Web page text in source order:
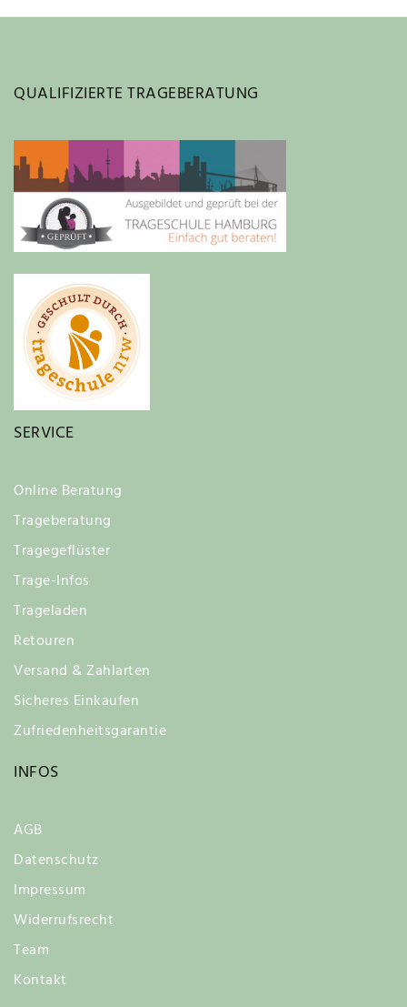
QUALIFIZIERTE TRAGEBERATUNG
SERVICE
Online Beratung
Trageberatung
Tragegeflüster
Trage-Infos
Trageladen
Retouren
Versand & Zahlarten
Sicheres Einkaufen
Zufriedenheitsgarantie
INFOS
AGB
Datenschutz
Impressum
Widerrufsrecht
Team
Kontakt